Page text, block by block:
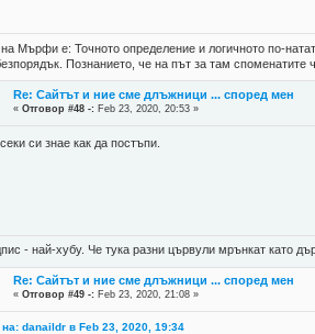
Мърфи е: Точното определение и логичното по-
Познанието, че на път за там споменатите
Re: Сайтът и ние сме длъжници ... според мен
«Отговор #48 -: Feb 23, 2020, 20:53 »
си знае как да постъпи.
- най-хубу. Че тука разни цървули мрънкат като
Re: Сайтът и ние сме длъжници ... според мен
«Отговор #49 -: Feb 23, 2020, 21:08 »
на: danaildr в Feb 23, 2020, 19:34